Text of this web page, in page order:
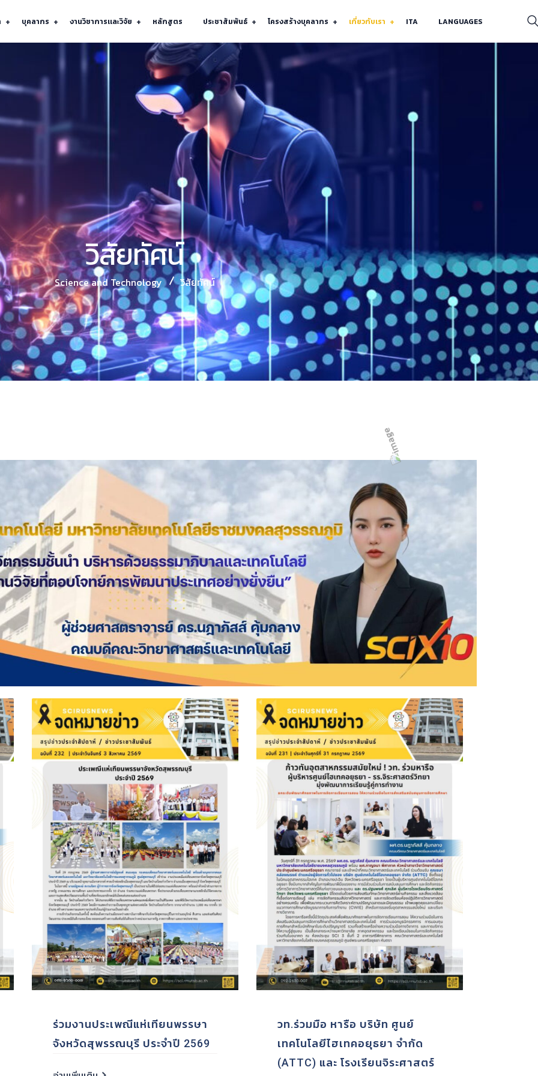
บุคลากร งานวิชาการเเละวิจัย หลักสูตร ประชาสัมพันธ์ โครงสร้างบุคลากร เกี่ยวกับเรา ITA LANGUAGES
วิสัยทัศน์
Science and Technology วิสัยทัศน์
.ร่วมมือ หารือ บริษัท ศูนย์
คโนโลยีไฮเทคอยุธยา จำกัด
​การตรวจประเมิน​คุณภาพ​การ
ศึกษา​ภายใน​ ประจำปีการศึกษา​
2568 หลักสูตรวิทยาศาสตร